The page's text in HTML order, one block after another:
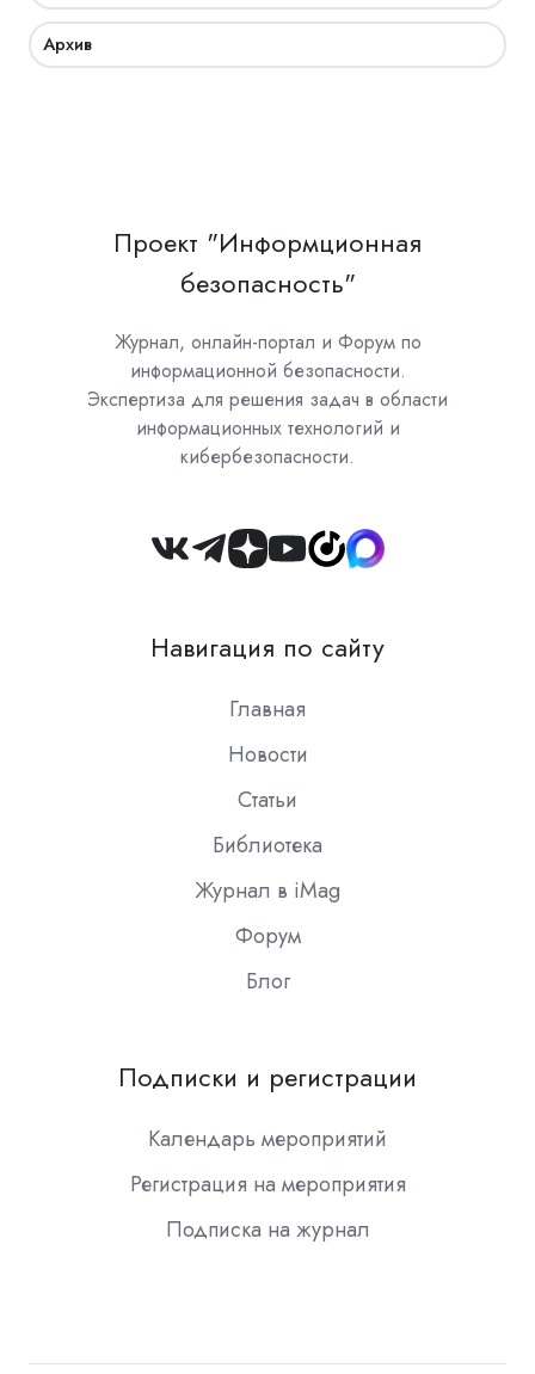
Архив
Проект "Информционная
безопасность"
Журнал, онлайн-портал и Форум по
информационной безопасности.
Экспертиза для решения задач в области
информационных технологий и
кибербезопасности.
Join
Slack
Навигация по сайту
Главная
Новости
Статьи
Библиотека
Журнал в iMag
Форум
Блог
Подписки и регистрации
Календарь мероприятий
Регистрация на мероприятия
Подписка на журнал